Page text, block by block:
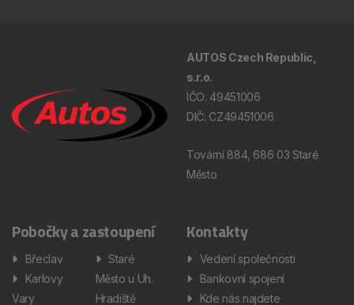
AUTOS Czech Republic,
s.r.o.
IČO: 49451006
DIČ: CZ49451006
Tovární 884, 686 03 Staré
Město
Pobočky a zastoupení
Břeclav
Karlovy
Vary
Staré
Město u Uh.
Hradiště
Kontakty
Vedení společnosti
Bankovní spojení
Kde nás najdete